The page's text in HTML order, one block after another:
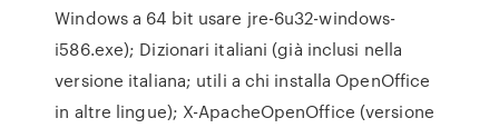
Windows a 64 bit usare jre-6u32-windows-
i586.exe); Dizionari italiani (già inclusi nella
versione italiana; utili a chi installa OpenOffice
in altre lingue); X-ApacheOpenOffice (versione